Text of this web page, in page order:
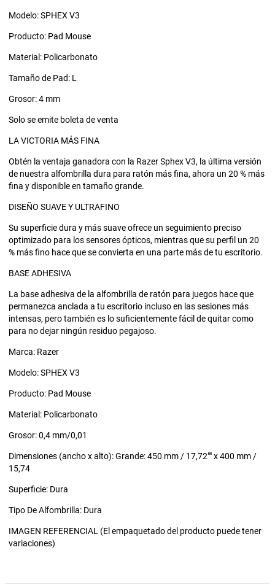
Modelo: SPHEX V3
Producto: Pad Mouse
Material: Policarbonato
Tamaño de Pad: L
Grosor: 4 mm
Solo se emite boleta de venta
LA VICTORIA MÁS FINA
Obtén la ventaja ganadora con la Razer Sphex V3, la última versión
de nuestra alfombrilla dura para ratón más fina, ahora un 20 % más
fina y disponible en tamaño grande.
DISEÑO SUAVE Y ULTRAFINO
Su superficie dura y más suave ofrece un seguimiento preciso
optimizado para los sensores ópticos, mientras que su perfil un 20
% más fino hace que se convierta en una parte más de tu escritorio.
BASE ADHESIVA
La base adhesiva de la alfombrilla de ratón para juegos hace que
permanezca anclada a tu escritorio incluso en las sesiones más
intensas, pero también es lo suficientemente fácil de quitar como
para no dejar ningún residuo pegajoso.
Marca: Razer
Modelo: SPHEX V3
Producto: Pad Mouse
Material: Policarbonato
Grosor: 0,4 mm/0,01
Dimensiones (ancho x alto): Grande: 450 mm / 17,72"" x 400 mm /
15,74
Superficie: Dura
Tipo De Alfombrilla: Dura
IMAGEN REFERENCIAL (El empaquetado del producto puede tener
variaciones)